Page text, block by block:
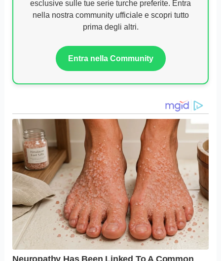
esclusive sulle tue serie turche preferite. Entra
nella nostra community ufficiale e scopri tutto
prima degli altri.
Entra nella Community